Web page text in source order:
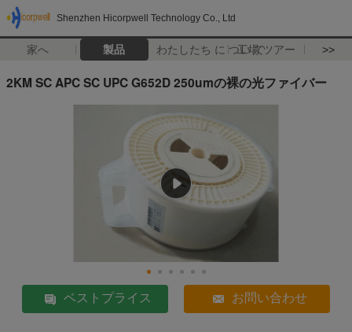
Shenzhen Hicorpwell Technology Co., Ltd
家へ 製品 わたしたち に つい て工場 ツアー >>
2KM SC APC SC UPC G652D 250umの裸の光ファイバー
ベストプライス お問い合わせ